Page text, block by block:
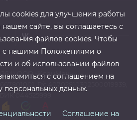
©ООО «КранМаш»
,Р/с 40702810302500019939,
БИК 044525999
cооkies для улучшения работы
нашем сайте, вы соглашаетесь с
файлов cооkies. Чтобы
с нашими Положениями о
и об использовании файлов
с соглашением на
персональных данных.
Соглашение на